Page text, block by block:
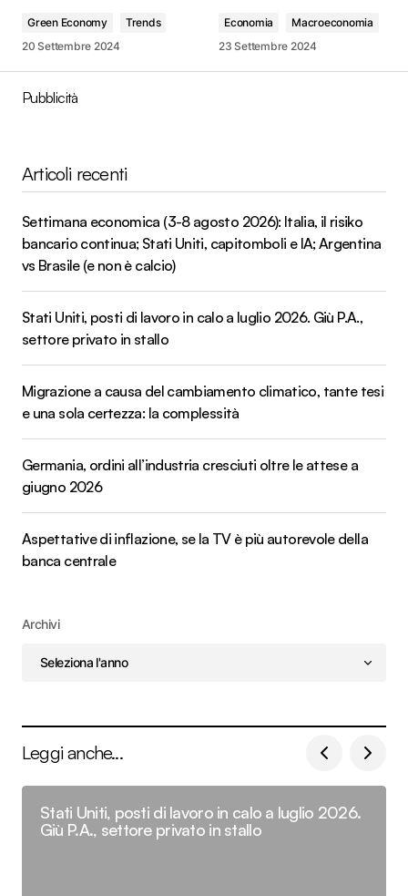
Green Economy
Trends
20 Settembre 2024
Economia
Macroeconomia
23 Settembre 2024
Pubblicità
Articoli recenti
Settimana economica (3-8 agosto 2026): Italia, il risiko
bancario continua; Stati Uniti, capitomboli e IA; Argentina
vs Brasile (e non è calcio)
Stati Uniti, posti di lavoro in calo a luglio 2026. Giù P.A.,
settore privato in stallo
Migrazione a causa del cambiamento climatico, tante tesi
e una sola certezza: la complessità
Germania, ordini all’industria cresciuti oltre le attese a
giugno 2026
Aspettative di inflazione, se la TV è più autorevole della
banca centrale
Archivi
Leggi anche...
Stati Uniti, posti di lavoro in calo a luglio 2026.
Giù P.A., settore privato in stallo